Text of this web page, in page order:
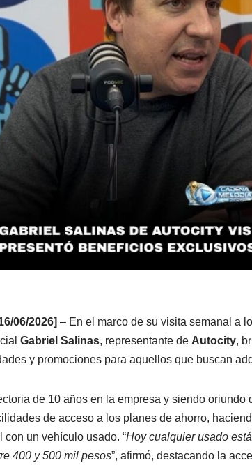
06/2026] – En el marco de su visita semanal a
Gabriel Salinas, representante de Autocity,
y promociones para aquellos que buscan
de 10 años en la empresa y siendo
de acceso a los planes de ahorro,
con un vehículo usado. “Hoy cualquier usado
400 y 500 mil pesos”, afirmó, destacando la